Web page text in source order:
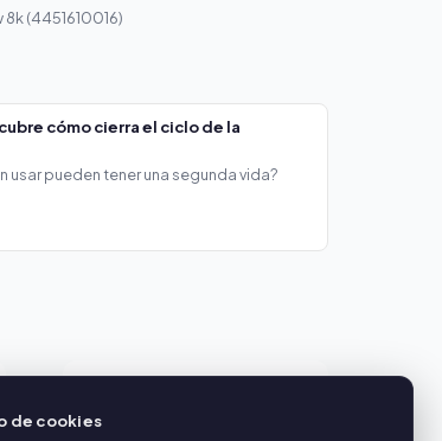
8k (4451610016)
cómo cierra el ciclo de la
usar pueden tener una segunda vida?
de cookies